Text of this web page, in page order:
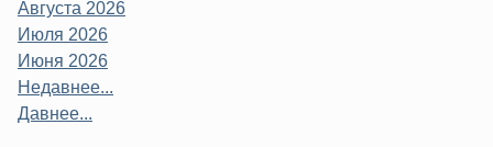
Августа 2026
Июля 2026
Июня 2026
Недавнее...
Давнее...